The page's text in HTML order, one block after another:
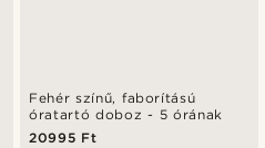
Fehér színű, faborítású
óratartó doboz - 5 órának
20995 Ft